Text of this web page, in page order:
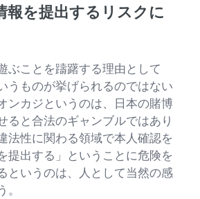
報を提出するリスクに
ぶことを躊躇する理由として
うものが挙げられるのではない
ンカジというのは、日本の賭博
ると合法のギャンブルではあり
法性に関わる領域で本人確認を
提出する」ということに危険を
というのは、人として当然の感